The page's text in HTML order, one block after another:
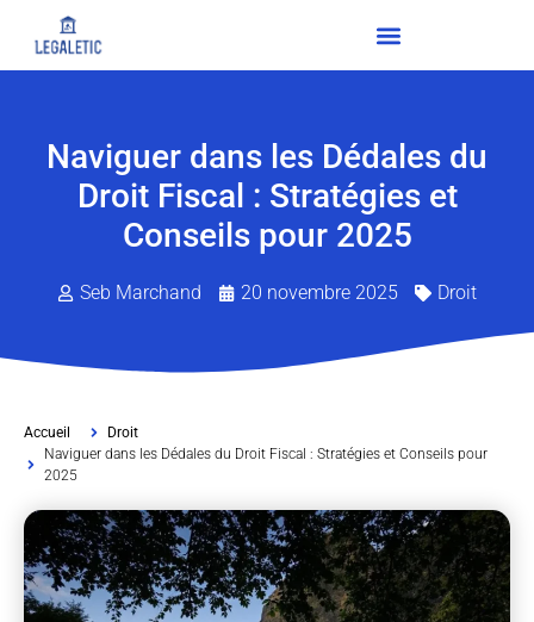
Naviguer dans les Dédales du
Droit Fiscal : Stratégies et
Conseils pour 2025
Seb Marchand 20 novembre 2025 Droit
Accueil
Droit
Naviguer dans les Dédales du Droit Fiscal : Stratégies et Conseils pour
2025